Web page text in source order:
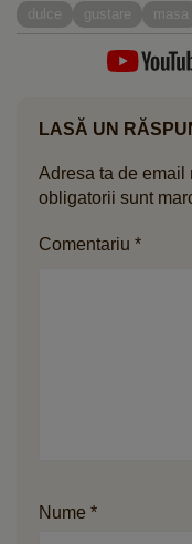
nutriționistului Tania
dulce gustare masa
LASĂ UN
Adresa ta de email
obligatorii sunt
Comentariu *
Nume *